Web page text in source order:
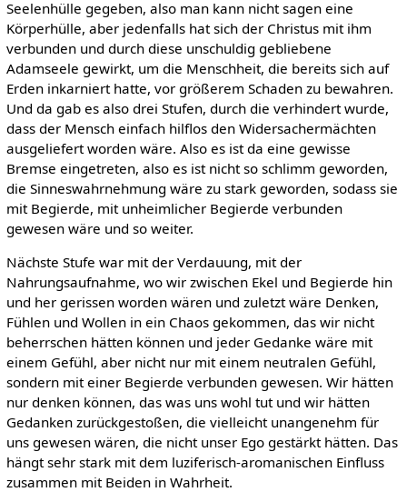
Seelenhülle gegeben, also man kann nicht sagen eine
Körperhülle, aber jedenfalls hat sich der Christus mit ihm
verbunden und durch diese unschuldig gebliebene
Adamseele gewirkt, um die Menschheit, die bereits sich auf
Erden inkarniert hatte, vor größerem Schaden zu bewahren.
Und da gab es also drei Stufen, durch die verhindert wurde,
dass der Mensch einfach hilflos den Widersachermächten
ausgeliefert worden wäre. Also es ist da eine gewisse
Bremse eingetreten, also es ist nicht so schlimm geworden,
die Sinneswahrnehmung wäre zu stark geworden, sodass sie
mit Begierde, mit unheimlicher Begierde verbunden
gewesen wäre und so weiter.
Nächste Stufe war mit der Verdauung, mit der
Nahrungsaufnahme, wo wir zwischen Ekel und Begierde hin
und her gerissen worden wären und zuletzt wäre Denken,
Fühlen und Wollen in ein Chaos gekommen, das wir nicht
beherrschen hätten können und jeder Gedanke wäre mit
einem Gefühl, aber nicht nur mit einem neutralen Gefühl,
sondern mit einer Begierde verbunden gewesen. Wir hätten
nur denken können, das was uns wohl tut und wir hätten
Gedanken zurückgestoßen, die vielleicht unangenehm für
uns gewesen wären, die nicht unser Ego gestärkt hätten. Das
hängt sehr stark mit dem luziferisch-aromanischen Einfluss
zusammen mit Beiden in Wahrheit.